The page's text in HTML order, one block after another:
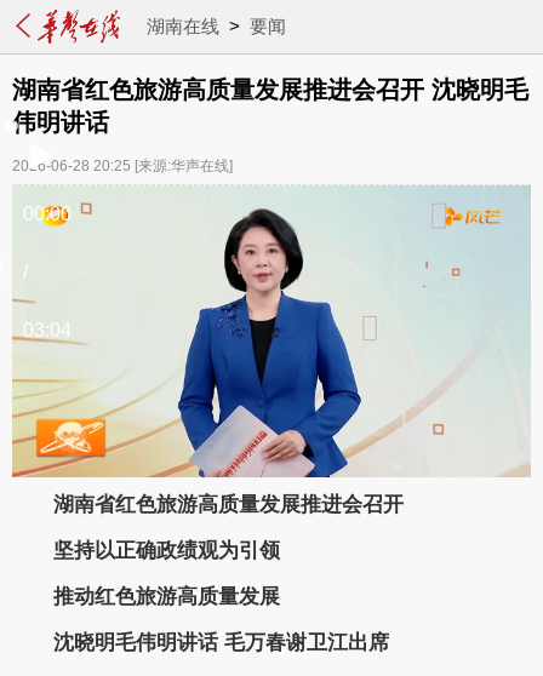
湖南在线> 要闻
湖南省红色旅游高质量发展推进会召开 沈晓明毛
伟明讲话
2026-06-28 20:25 [来源:华声在线]
00:00
/
03:04
湖南省红色旅游高质量发展推进会召开
坚持以正确政绩观为引领
推动红色旅游高质量发展
沈晓明毛伟明讲话 毛万春谢卫江出席